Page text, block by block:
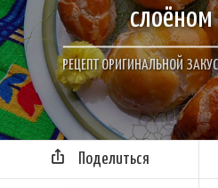
слоёном
РЕЦЕПТ ОРИГИНАЛЬНОЙ
Поделиться